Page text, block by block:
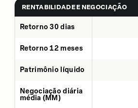
RENTABILIDADE E NEGOCIAÇÃO
Retorno 30 dias
Retorno 12 meses
Patrimônio líquido
Negociação diária
média (MM)